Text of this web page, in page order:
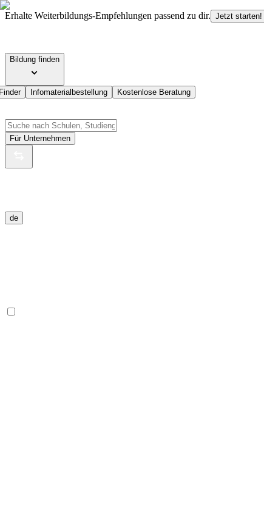
Erhalte Weiterbildungs-Empfehlungen passend zu dir. Jetzt starten!
Bildung finden
Infomaterialbestellung Kostenlose Beratung
Für Unternehmen
de